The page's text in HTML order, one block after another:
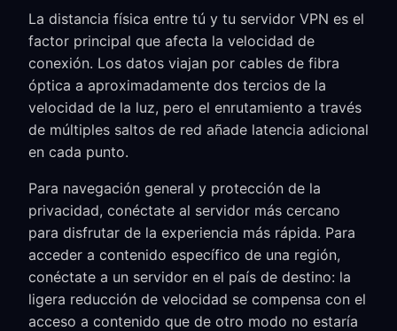
La distancia física entre tú y tu servidor VPN es el
factor principal que afecta la velocidad de
conexión. Los datos viajan por cables de fibra
óptica a aproximadamente dos tercios de la
velocidad de la luz, pero el enrutamiento a través
de múltiples saltos de red añade latencia adicional
en cada punto.
Para navegación general y protección de la
privacidad, conéctate al servidor más cercano
para disfrutar de la experiencia más rápida. Para
acceder a contenido específico de una región,
conéctate a un servidor en el país de destino: la
ligera reducción de velocidad se compensa con el
acceso a contenido que de otro modo no estaría